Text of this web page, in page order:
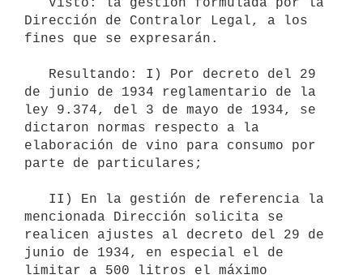
Dirección de Contralor Legal, a los
fines que se expresarán.
de junio de 1934 reglamentario de la
ley 9.374, del 3 de mayo de 1934, se
dictaron normas respecto a la
elaboración de vino para consumo por
parte de particulares;
mencionada Dirección solicita se
realicen ajustes al decreto del 29 de
junio de 1934, en especial el de
limitar a 500 litros el máximo